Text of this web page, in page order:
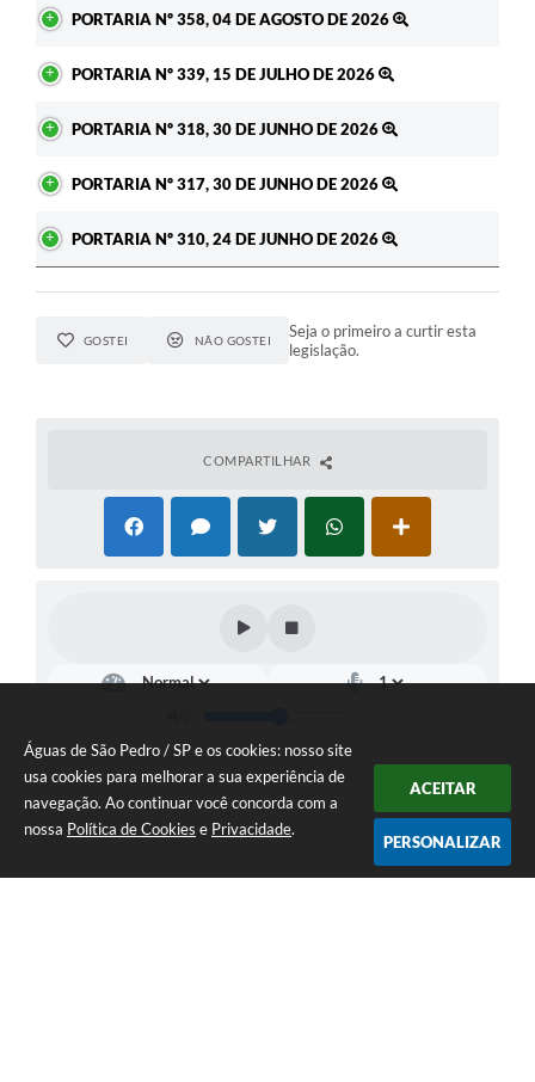
Águas de São Pedro / SP e os cookies: nosso site
usa cookies para melhorar a sua experiência de
navegação. Ao continuar você concorda com a
nossa Política de Cookies e Privacidade.
ACEITAR
PERSONALIZAR
PORTARIA Nº 358, 04 DE AGOSTO DE 2026
PORTARIA Nº 339, 15 DE JULHO DE 2026
PORTARIA Nº 318, 30 DE JUNHO DE 2026
PORTARIA Nº 317, 30 DE JUNHO DE 2026
PORTARIA Nº 310, 24 DE JUNHO DE 2026
GOSTEI NÃO GOSTEI
Seja o primeiro a curtir esta
legislação.
COMPARTILHAR